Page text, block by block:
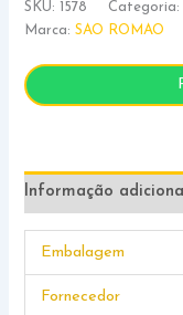
SKU: 1578 Categoria:
Marca:SAO ROMAO
Informação adicional
Embalagem
Fornecedor